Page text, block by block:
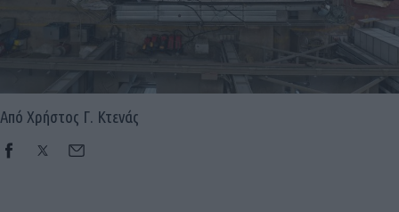
Social
Από Χρήστος Γ. Κτενάς